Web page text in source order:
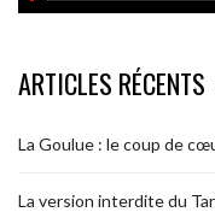
ARTICLES RÉCENTS
La Goulue : le coup de
La version interdite du